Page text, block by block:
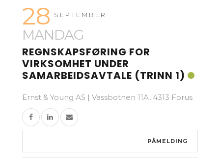
28 SEPTEMBER
MANDAG
REGNSKAPSFØRING FOR
VIRKSOMHET UNDER
SAMARBEIDSAVTALE (TRINN 1)
Ernst & Young AS | Vassbotnen 11A, 4313 Forus
PÅMELDING